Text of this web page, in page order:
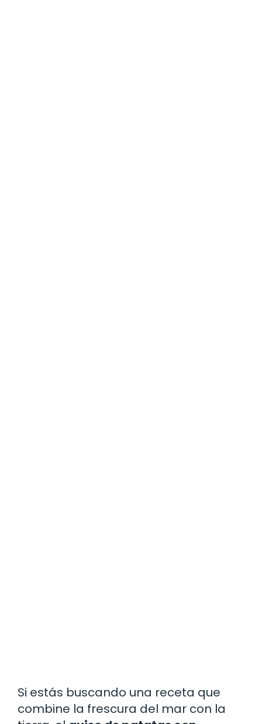
Si estás buscando una receta que
combine la frescura del mar con la